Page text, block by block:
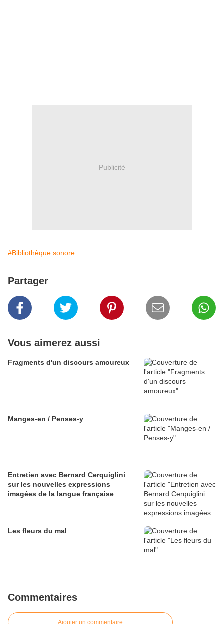
Publicité
#Bibliothèque sonore
Partager
Vous aimerez aussi
Fragments d'un discours amoureux
Manges-en / Penses-y
Entretien avec Bernard Cerquiglini
sur les nouvelles expressions
imagées de la langue française
Les fleurs du mal
Commentaires
Ajouter un commentaire